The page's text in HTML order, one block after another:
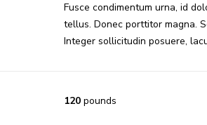
Fusce condimentum urna, id
tellus. Donec porttitor magna.
Integer sollicitudin posuere,
120 pounds